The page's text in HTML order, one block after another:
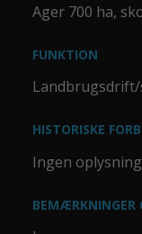
Ager 700 ha,
FUNKTION
HISTORISKE
Ingen
BEMÆRKNINGER